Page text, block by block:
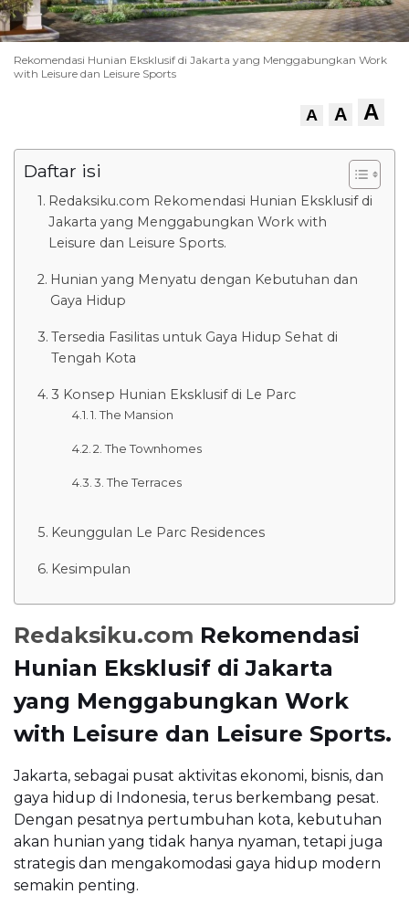
Rekomendasi Hunian Eksklusif di Jakarta yang Menggabungkan Work
with Leisure dan Leisure Sports
A A A
Daftar isi
Redaksiku.com Rekomendasi Hunian Eksklusif di
Jakarta yang Menggabungkan Work with
Leisure dan Leisure Sports.
Hunian yang Menyatu dengan Kebutuhan dan
Gaya Hidup
Tersedia Fasilitas untuk Gaya Hidup Sehat di
Tengah Kota
3 Konsep Hunian Eksklusif di Le Parc
1. The Mansion
2. The Townhomes
3. The Terraces
Keunggulan Le Parc Residences
Kesimpulan
Redaksiku.com Rekomendasi
Hunian Eksklusif di Jakarta
yang Menggabungkan Work
with Leisure dan Leisure Sports.
Jakarta, sebagai pusat aktivitas ekonomi, bisnis, dan
gaya hidup di Indonesia, terus berkembang pesat.
Dengan pesatnya pertumbuhan kota, kebutuhan
akan hunian yang tidak hanya nyaman, tetapi juga
strategis dan mengakomodasi gaya hidup modern
semakin penting.